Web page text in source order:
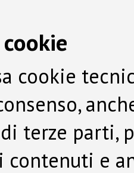
cookie
terze parti,
e